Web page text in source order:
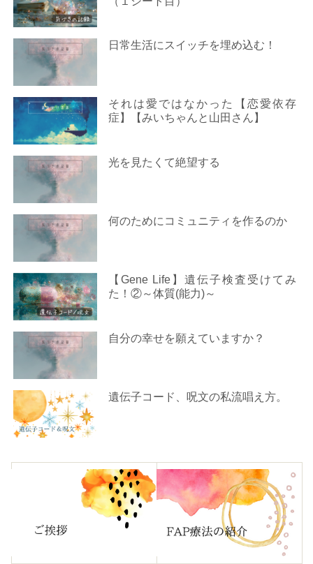
日常生活にスイッチを埋め込む！
それは愛ではなかった【恋愛依存
症】【みいちゃんと山田さん】
光を見たくて絶望する
何のためにコミュニティを作るのか
【Gene Life】遺伝子検査受けてみ
た！②～体質(能力)～
自分の幸せを願えていますか？
遺伝子コード、呪文の私流唱え方。